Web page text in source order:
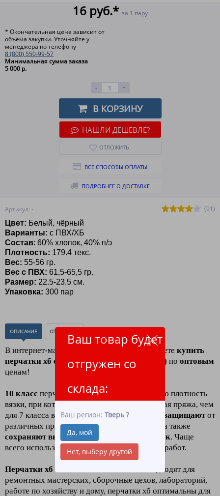
Ваш товар будет
отгружен со
склада:
Ваш регион:Тверь ?
Да, мой
Нет, выберу другой
Артикул: -
(91)
Цвет: Белый, чёрный
Варианты: с ПВХ/ХБ
Состав: 60% хлопок, 40% п/э
Плотность: 179.4 текс.
Вес: 55-56 гр.
Вес с ПВХ: 61,5-65,5 гр.
Размер: 22.5-23.5 см.
Упаковка: 300 пар
16 руб.* за 1 пару
* Окончательная цена зависит от
объёма закупки. Уточняйте у
менеджера по телефону
8 (800) 550-99-57
Минимальная сумма заказа
5 000 р.
- +
В КОРЗИНУ
НАШЛИ ДЕШЕВЛЕ?
ОТЛОЖИТЬ
ВСЕ СПОСОБЫ ОПЛАТЫ
ПОДРОБНЕЕ О ДОСТАВКЕ
ОПИСАНИЕ ОТЗЫВЫ
В интернет-магазине Вы можете купить
перчатки хб с пвх 10 класс (6 нитей люкс) по оптовым
ценам!
10 класс перчаток хбозначает
повышенную плотность
вязки, при которой используется более тонкая пряжа, чем
для 7 класса вязки. Такие перчатки отлично
защищаютот
различных производственных загрязнений, а также
сохраняют высокую чувствительность рук. Чаще
всего используются для проведения тонких работ.
Перчатки хб с пвх
отлично подходят для
ремонтных мастерских, сборочные цехов, лабораторий,
работе по хозяйству и дому, перчатки хб оптимальны для